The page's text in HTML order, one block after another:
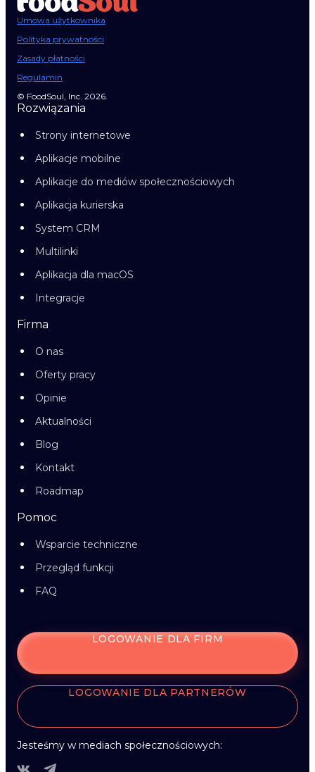
Umowa użytkownika
Polityka prywatności
Zasady płatności
Regulamin
© FoodSoul, Inc. 2026.
Rozwiązania
Strony internetowe
Aplikacje mobilne
Aplikacje do mediów społecznościowych
Aplikacja kurierska
System CRM
Multilinki
Aplikacja dla macOS
Integracje
Firma
O nas
Oferty pracy
Opinie
Aktualności
Blog
Kontakt
Roadmap
Pomoc
Wsparcie techniczne
Przegląd funkcji
FAQ
LOGOWANIE DLA FIRM
LOGOWANIE DLA PARTNERÓW
Jesteśmy w mediach społecznościowych: